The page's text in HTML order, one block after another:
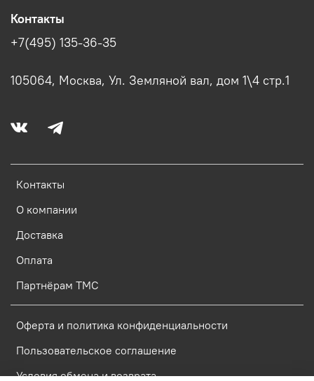
Контакты
О компании
Доставка
Оплата
Партнёрам ТМС
Оферта и политика конфиденциальности
Пользовательское соглашение
Условия обмена и возврата
Контакты
+7(495) 135-36-35
105064, Москва, Ул. Земляной вал, дом 1\4 стр.1